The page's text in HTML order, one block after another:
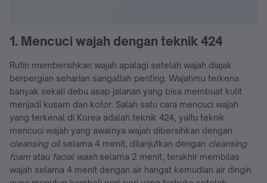
1. Mencuci wajah dengan teknik 424
Rutin membersihkan wajah apalagi setelah wajah diajak
berpergian seharian sangatlah penting. Wajahmu terkena
banyak sekali debu asap jalanan yang bisa membuat kulit
menjadi kusam dan kotor. Salah satu cara mencuci wajah
yang terkenal di Korea adalah teknik 424, yaitu teknik
mencuci wajah yang awalnya wajah dibersihkan dengan
cleansing oil selama 4 menit, dilanjutkan dengan cleansing
foam atau facial wash selama 2 menit, terakhir membilas
wajah selama 4 menit dengan air hangat kemudian air dingin